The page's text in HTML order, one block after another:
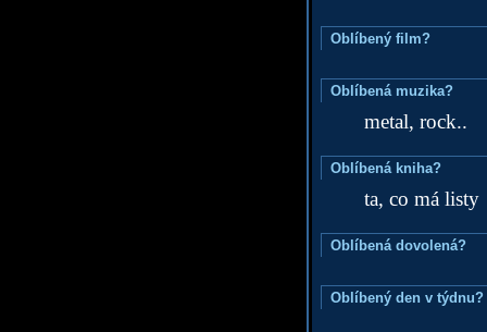
Oblíbený film?
Oblíbená muzika?
metal, rock..
Oblíbená kniha?
ta, co má listy
Oblíbená dovolená?
Oblíbený den v týdnu?